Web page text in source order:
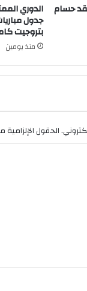
حسام
جدول
بتروجيت
منذ يومين
الحقول الإلزامية